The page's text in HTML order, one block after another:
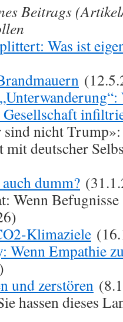
Beitrags
Was ist
sind nicht
mit deutscher
dumm?
Wenn
Klimaziele
Wenn Empathie
und zerstören
hassen dieses